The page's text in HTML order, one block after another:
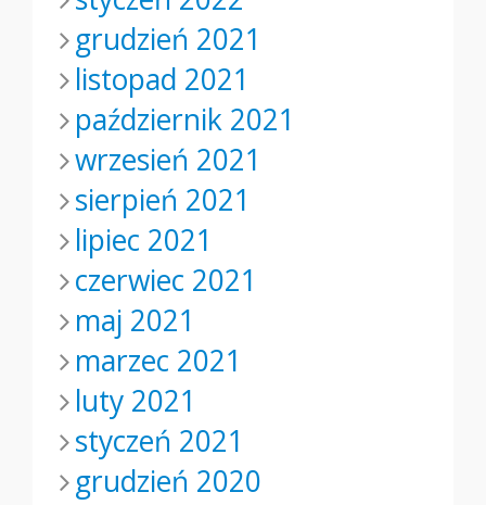
grudzień 2021
listopad 2021
październik 2021
wrzesień 2021
sierpień 2021
lipiec 2021
czerwiec 2021
maj 2021
marzec 2021
luty 2021
styczeń 2021
grudzień 2020